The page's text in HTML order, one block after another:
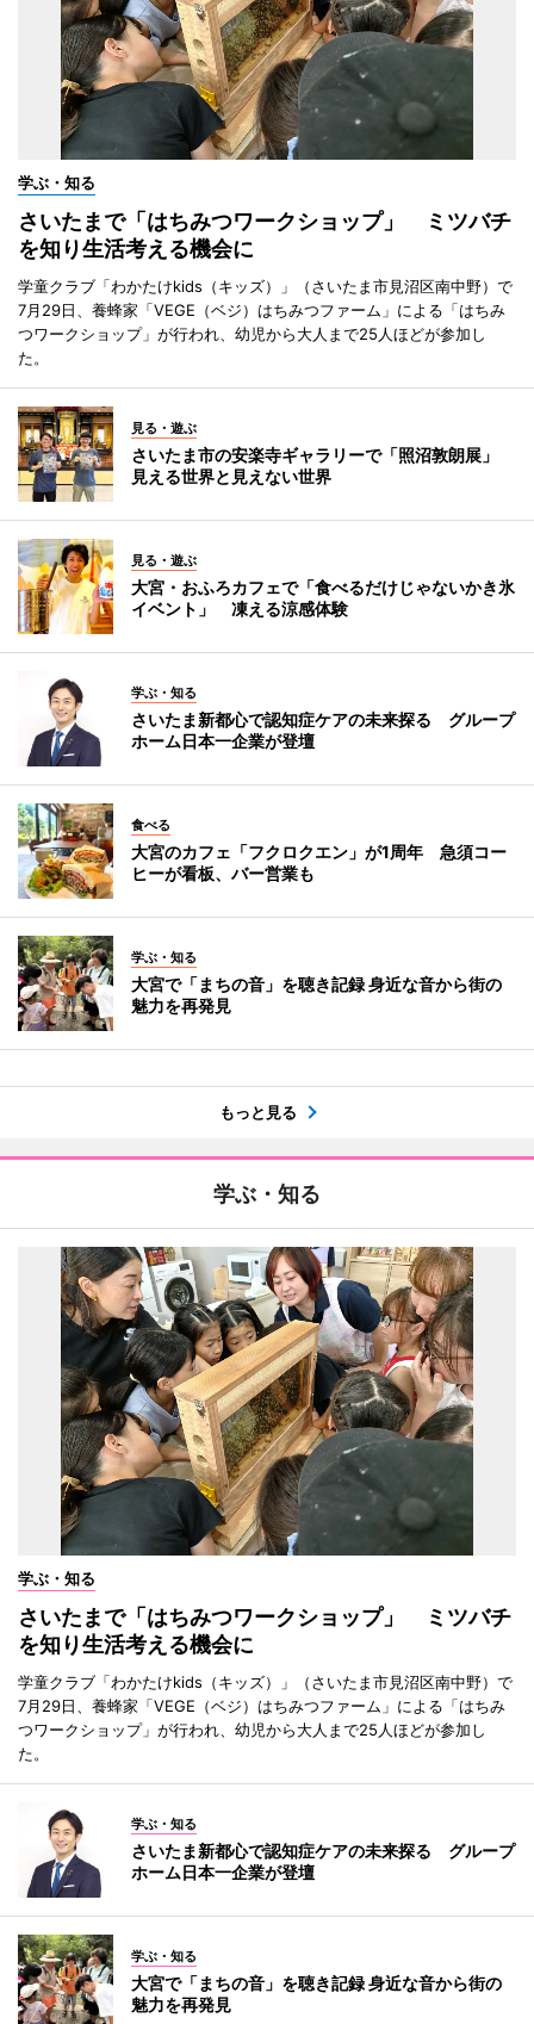
学ぶ・知る
さいたまで「はちみつワークショップ」 ミツバチ
を知り生活考える機会に
学童クラブ「わかたけkids（キッズ）」（さいたま市見沼区南中野）で
7月29日、養蜂家「VEGE（ベジ）はちみつファーム」による「はちみ
つワークショップ」が行われ、幼児から大人まで25人ほどが参加し
た。
見る・遊ぶ
さいたま市の安楽寺ギャラリーで「照沼敦朗展」
見える世界と見えない世界
見る・遊ぶ
大宮・おふろカフェで「食べるだけじゃないかき氷
イベント」 凍える涼感体験
学ぶ・知る
さいたま新都心で認知症ケアの未来探る グループ
ホーム日本一企業が登壇
食べる
大宮のカフェ「フクロクエン」が1周年 急須コー
ヒーが看板、バー営業も
学ぶ・知る
大宮で「まちの音」を聴き記録 身近な音から街の
魅力を再発見
もっと見る
学ぶ・知る
学ぶ・知る
さいたまで「はちみつワークショップ」 ミツバチ
を知り生活考える機会に
学童クラブ「わかたけkids（キッズ）」（さいたま市見沼区南中野）で
7月29日、養蜂家「VEGE（ベジ）はちみつファーム」による「はちみ
つワークショップ」が行われ、幼児から大人まで25人ほどが参加し
た。
学ぶ・知る
さいたま新都心で認知症ケアの未来探る グループ
ホーム日本一企業が登壇
学ぶ・知る
大宮で「まちの音」を聴き記録 身近な音から街の
魅力を再発見